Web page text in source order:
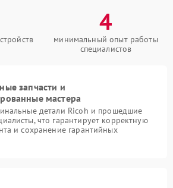
4
минимальный опыт работы
специалистов
запчасти и
мастера
детали Ricoh и прошедшие
что гарантирует корректную
и сохранение гарантийных